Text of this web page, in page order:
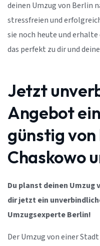
deinen Umzug von Berlin
stressfreien und
sie noch heute und
das perfekt zu dir und
Jetzt
Angebot
günstig
Chaskowo
Du planst deinen Umzug
dir jetzt ein
Umzugsexperte Berlin!
Der Umzug von einer